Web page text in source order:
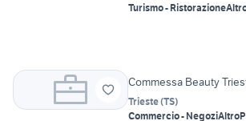
Turismo - Ristorazione
Commessa Beauty
Trieste(TS)
Commercio - NegoziAltro